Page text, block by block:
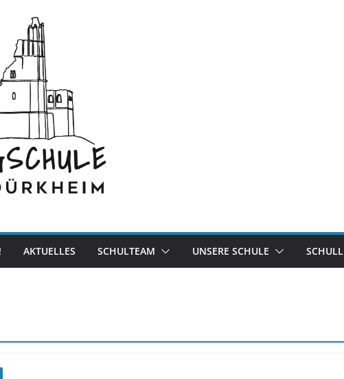
AKTUELLES SCHULTEAM UNSERE SCHULE